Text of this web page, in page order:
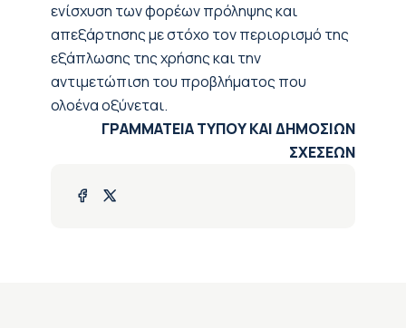
ενίσχυση των φορέων πρόληψης και
απεξάρτησης με στόχο τον περιορισμό της
εξάπλωσης της χρήσης και την
αντιμετώπιση του προβλήματος που
ολοένα οξύνεται.
ΓΡΑΜΜΑΤΕΙΑ ΤΥΠΟΥ ΚΑΙ ΔΗΜΟΣΙΩΝ
ΣΧΕΣΕΩΝ